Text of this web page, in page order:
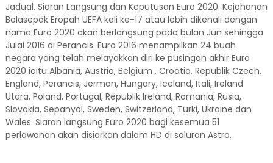
Jadual, Siaran Langsung dan Keputusan Euro 2020. Kejohanan
Bolasepak Eropah UEFA kali ke-17 atau lebih dikenali dengan
nama Euro 2020 akan berlangsung pada bulan Jun sehingga
Julai 2016 di Perancis. Euro 2016 menampilkan 24 buah
negara yang telah melayakkan diri ke pusingan akhir Euro
2020 iaitu Albania, Austria, Belgium , Croatia, Republik Czech,
England, Perancis, Jerman, Hungary, Iceland, Itali, Ireland
Utara, Poland, Portugal, Republik Ireland, Romania, Rusia,
Slovakia, Sepanyol, Sweden, Switzerland, Turki, Ukraine dan
Wales. Siaran langsung Euro 2020 bagi kesemua 51
perlawanan akan disiarkan dalam HD di saluran Astro.